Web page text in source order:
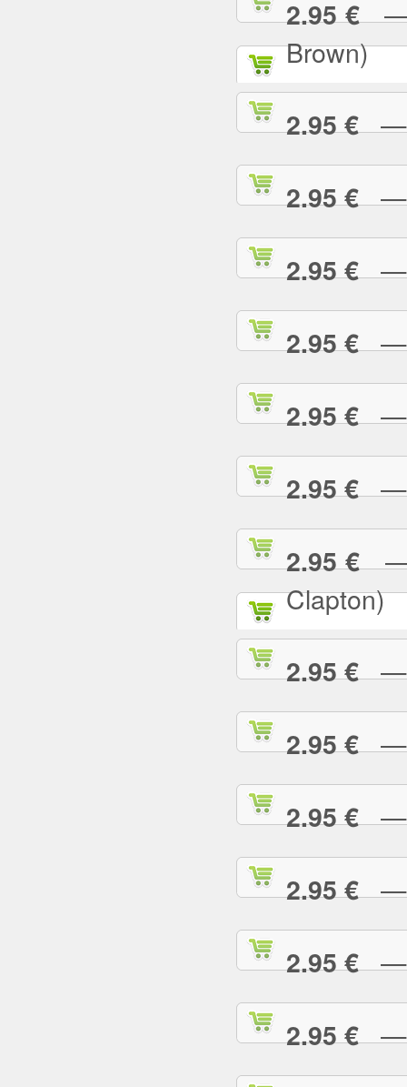
2.95 €—
Brown)
2.95 €—
2.95 €—
2.95 €—
2.95 €—
2.95 €—
2.95 €—
2.95 €—
Clapton)
2.95 €—
2.95 €—
2.95 €—
2.95 €—
2.95 €—
2.95 €—